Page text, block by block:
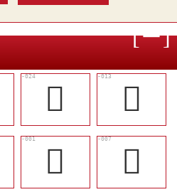
󴚅
󴙽
𢇍
𢇑